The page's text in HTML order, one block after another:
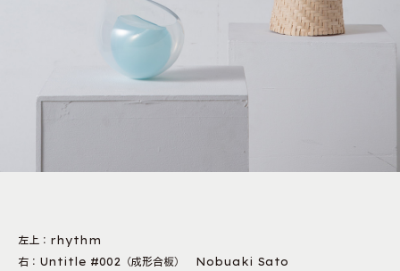
左上：rhythm
右：Untitle #002（成形合板） Nobuaki Sato